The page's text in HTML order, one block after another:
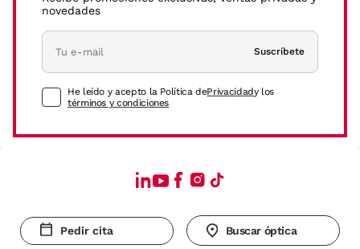
novedades
Suscríbete
He leído y acepto la Política dePrivacidady los
términos y condiciones
Pedir cita Buscar óptica